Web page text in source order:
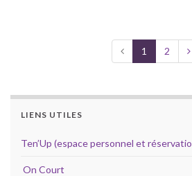
1 2
LIENS UTILES
Ten’Up (espace personnel et
On Court